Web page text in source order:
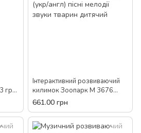
гра
Інтерактивний розвиваючий
килимок Зоопарк M 3676
Limo Toy (укр/англ) пісні
мелодії звуки тварин дитячий
661.00 грн